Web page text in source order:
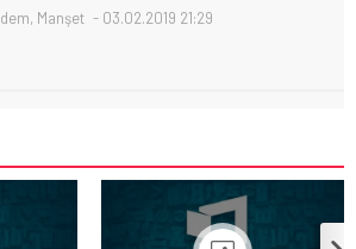
, Manşet 03.02.2019 21:29
Kötü Haber
02.02.2019 23:23